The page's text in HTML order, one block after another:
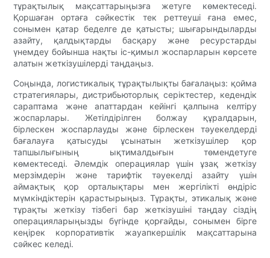
тұрақтылық мақсаттарыңызға жетуге көмектеседі.
Қоршаған ортаға сәйкестік тек реттеуші ғана емес,
сонымен қатар беделге де қатысты; шығарындыларды
азайту, қалдықтарды басқару және ресурстарды
үнемдеу бойынша нақты іс-қимыл жоспарларын көрсете
алатын жеткізушілерді таңдаңыз.
Соңында, логистикалық тұрақтылықты бағалаңыз: қойма
стратегиялары, дистрибьюторлық серіктестер, кедендік
сараптама және апаттардан кейінгі қалпына келтіру
жоспарлары. Жетілдірілген болжау құралдарын,
бірлескен жоспарлауды және бірлескен тәуекелдерді
бағалауға қатысуды ұсынатын жеткізушілер қор
тапшылығының ықтималдығын төмендетуге
көмектеседі. Әлемдік операциялар үшін ұзақ жеткізу
мерзімдерін және тарифтік тәуекелді азайту үшін
аймақтық қор орталықтары мен жергілікті өндіріс
мүмкіндіктерін қарастырыңыз. Тұрақты, этикалық және
тұрақты жеткізу тізбегі бар жеткізушіні таңдау сіздің
операцияларыңызды бүгінде қорғайды, сонымен бірге
кеңірек корпоративтік жауапкершілік мақсаттарына
сәйкес келеді.